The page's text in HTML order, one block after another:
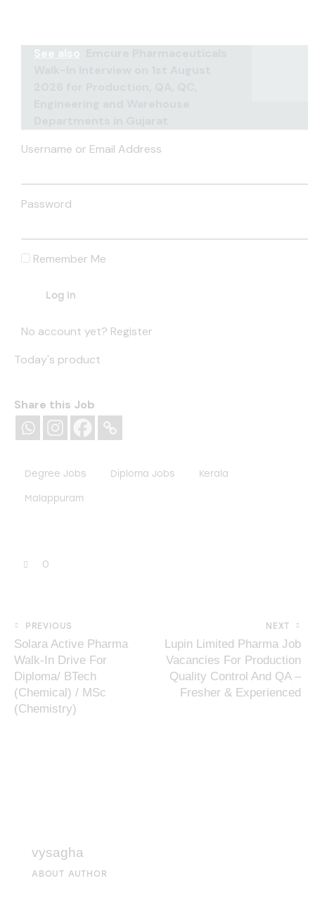
Username or Email Address
Password
Remember Me
No account yet? Register
Today's product
Share this Job
Degree Jobs Diploma Jobs Kerala
Malappuram
0
PREVIOUS
Solara Active Pharma
Walk-In Drive For
Diploma/ BTech
(Chemical) / MSc
(Chemistry)
NEXT
Lupin Limited Pharma Job
Vacancies For Production
Quality Control And QA –
Fresher & Experienced
vysagha
ABOUT AUTHOR